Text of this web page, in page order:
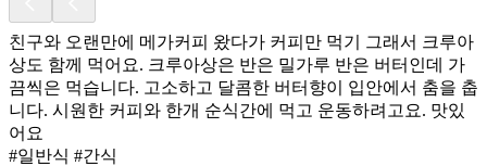
친구와 오랜만에 메가커피 왔다가 커피만 먹기 그래서 크루아
상도 함께 먹어요. 크루아상은 반은 밀가루 반은 버터인데 가
끔씩은 먹습니다. 고소하고 달콤한 버터향이 입안에서 춤을 춥
니다. 시원한 커피와 한개 순식간에 먹고 운동하려고요. 맛있
어요
#일반식 #간식